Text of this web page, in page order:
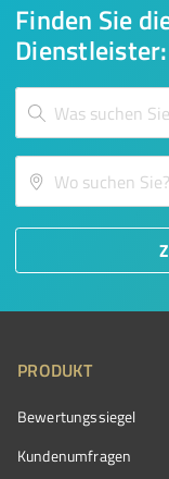
Finden Sie
Dienstleister:
PRODUKT
Bewertungssiegel
Kundenumfragen